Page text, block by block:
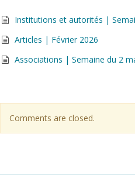
Institutions et autorités |
Articles | Février 2026
Associations | Semaine du 2
Comments are closed.